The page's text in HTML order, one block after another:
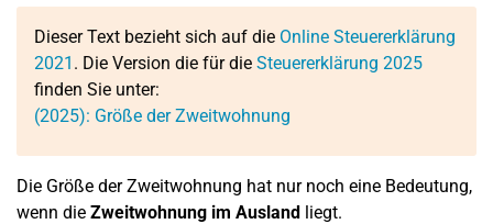
Dieser Text bezieht sich auf die Online Steuererklärung
2021 . Die Version die für die Steuererklärung 2025
finden Sie unter:
(2025): Größe der Zweitwohnung
Die Größe der Zweitwohnung hat nur noch eine Bedeutung,
wenn die Zweitwohnung im Ausland liegt.